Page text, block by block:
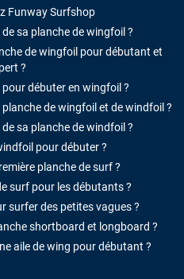
Funway Surfshop
sa planche de wingfoil ?
de wingfoil pour débutant et
?
débuter en wingfoil ?
de wingfoil et de windfoil ?
sa planche de windfoil ?
pour débuter ?
planche de surf ?
surf pour les débutants ?
surfer des petites vagues ?
shortboard et longboard ?
aile de wing pour débutant ?